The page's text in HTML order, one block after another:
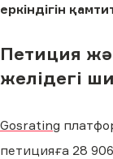
еркіндігін
Петиция
желідегі
Gosrating
петицияға 28